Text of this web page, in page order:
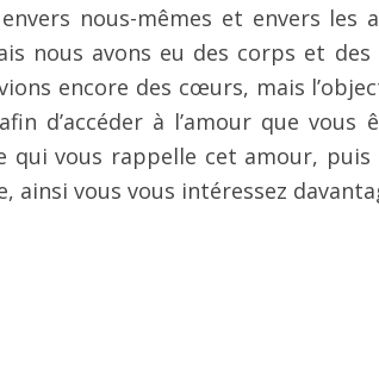
nous-mêmes et envers les
nous avons eu des corps et
encore des cœurs, mais
d’accéder à l’amour que vous
qui vous rappelle cet amour,
ainsi vous vous intéressez